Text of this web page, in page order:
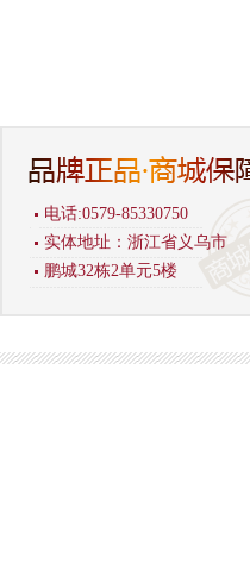
电话:0579-85330750
实体地址：浙江省义乌市
鹏城32栋2单元5楼